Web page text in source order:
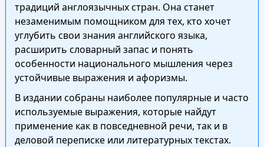
традиций англоязычных стран. Она станет
незаменимым помощником для тех, кто хочет
углубить свои знания английского языка,
расширить словарный запас и понять
особенности национального мышления через
устойчивые выражения и афоризмы.
В издании собраны наиболее популярные и часто
используемые выражения, которые найдут
применение как в повседневной речи, так и в
деловой переписке или литературных текстах.